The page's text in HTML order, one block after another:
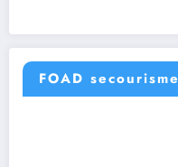
FOAD secourisme